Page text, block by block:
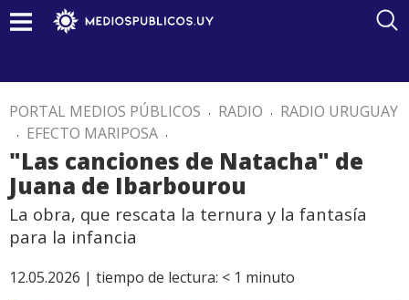
PORTAL MEDIOS PÚBLICOS . RADIO . RADIO URUGUAY
. EFECTO MARIPOSA .
"Las canciones de Natacha" de
Juana de Ibarbourou
La obra, que rescata la ternura y la fantasía
para la infancia
12.05.2026 | tiempo de lectura: < 1 minuto